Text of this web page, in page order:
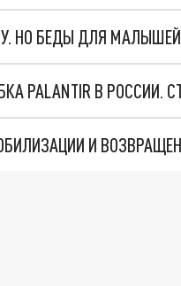
НО БЕДЫ ДЛЯ